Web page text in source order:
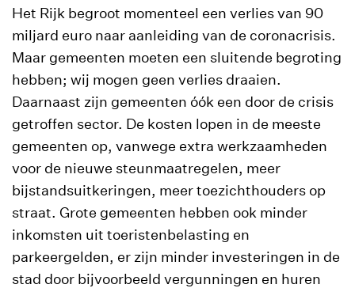
Het Rijk begroot momenteel een verlies van 90
miljard euro naar aanleiding van de coronacrisis.
Maar gemeenten moeten een sluitende begroting
hebben; wij mogen geen verlies draaien.
Daarnaast zijn gemeenten óók een door de crisis
getroffen sector. De kosten lopen in de meeste
gemeenten op, vanwege extra werkzaamheden
voor de nieuwe steunmaatregelen, meer
bijstandsuitkeringen, meer toezichthouders op
straat. Grote gemeenten hebben ook minder
inkomsten uit toeristenbelasting en
parkeergelden, er zijn minder investeringen in de
stad door bijvoorbeeld vergunningen en huren